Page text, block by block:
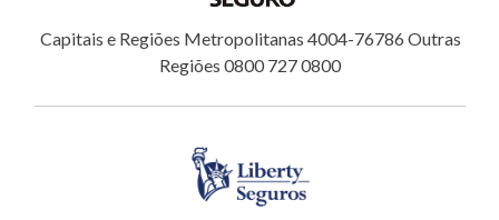
Capitais e Regiões Metropolitanas 4004-76786 Outras
Regiões 0800 727 0800